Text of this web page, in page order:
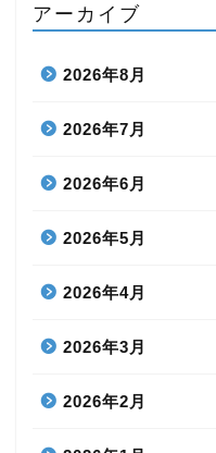
アーカイブ
2026年8月
2026年7月
2026年6月
2026年5月
2026年4月
2026年3月
2026年2月